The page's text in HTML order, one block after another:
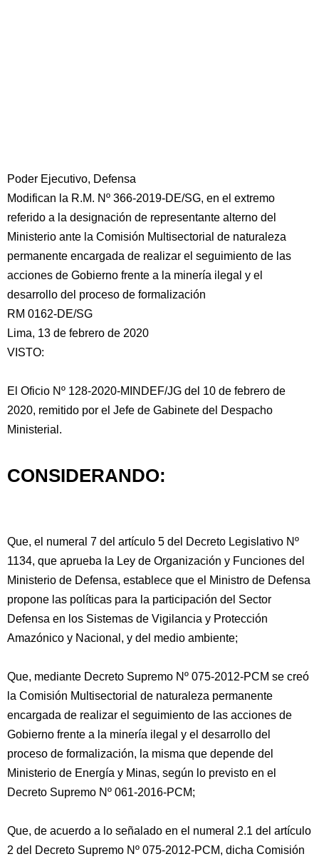
Poder Ejecutivo, Defensa
Modifican la R.M. Nº 366-2019-DE/SG, en el extremo
referido a la designación de representante alterno del
Ministerio ante la Comisión Multisectorial de naturaleza
permanente encargada de realizar el seguimiento de las
acciones de Gobierno frente a la minería ilegal y el
desarrollo del proceso de formalización
RM 0162-DE/SG
Lima, 13 de febrero de 2020
VISTO:
El Oficio Nº 128-2020-MINDEF/JG del 10 de febrero de
2020, remitido por el Jefe de Gabinete del Despacho
Ministerial.
CONSIDERANDO:
Que, el numeral 7 del artículo 5 del Decreto Legislativo Nº
1134, que aprueba la Ley de Organización y Funciones del
Ministerio de Defensa, establece que el Ministro de Defensa
propone las políticas para la participación del Sector
Defensa en los Sistemas de Vigilancia y Protección
Amazónico y Nacional, y del medio ambiente;
Que, mediante Decreto Supremo Nº 075-2012-PCM se creó
la Comisión Multisectorial de naturaleza permanente
encargada de realizar el seguimiento de las acciones de
Gobierno frente a la minería ilegal y el desarrollo del
proceso de formalización, la misma que depende del
Ministerio de Energía y Minas, según lo previsto en el
Decreto Supremo Nº 061-2016-PCM;
Que, de acuerdo a lo señalado en el numeral 2.1 del artículo
2 del Decreto Supremo Nº 075-2012-PCM, dicha Comisión